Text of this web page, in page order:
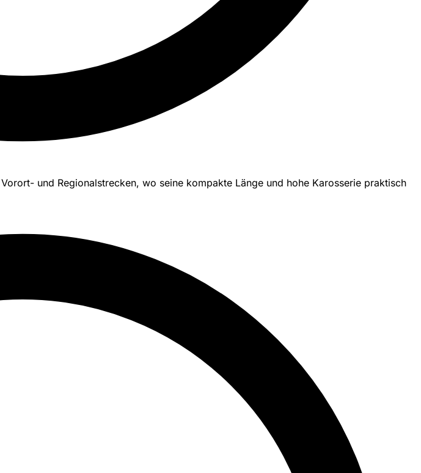
und Regionalstrecken, wo seine kompakte Länge und hohe Karosserie praktisch